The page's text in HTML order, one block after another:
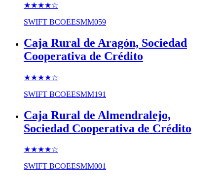
★★★★☆
SWIFT BCOEESMM059
Caja Rural de Aragón, Sociedad
Cooperativa de Crédito
★★★★☆
SWIFT BCOEESMM191
Caja Rural de Almendralejo,
Sociedad Cooperativa de Crédito
★★★★☆
SWIFT BCOEESMM001